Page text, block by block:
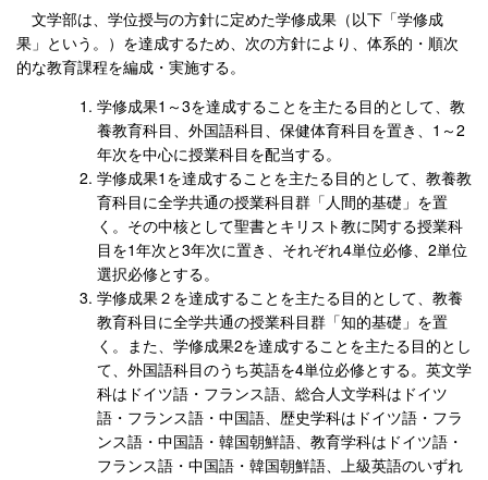
文学部は、学位授与の方針に定めた学修成果（以下「学修成
果」という。）を達成するため、次の方針により、体系的・順次
的な教育課程を編成・実施する。
学修成果1～3を達成することを主たる目的として、教
養教育科目、外国語科目、保健体育科目を置き、1～2
年次を中心に授業科目を配当する。
学修成果1を達成することを主たる目的として、教養教
育科目に全学共通の授業科目群「人間的基礎」を置
く。その中核として聖書とキリスト教に関する授業科
目を1年次と3年次に置き、それぞれ4単位必修、2単位
選択必修とする。
学修成果２を達成することを主たる目的として、教養
教育科目に全学共通の授業科目群「知的基礎」を置
く。また、学修成果2を達成することを主たる目的とし
て、外国語科目のうち英語を4単位必修とする。英文学
科はドイツ語・フランス語、総合人文学科はドイツ
語・フランス語・中国語、歴史学科はドイツ語・フラ
ンス語・中国語・韓国朝鮮語、教育学科はドイツ語・
フランス語・中国語・韓国朝鮮語、上級英語のいずれ